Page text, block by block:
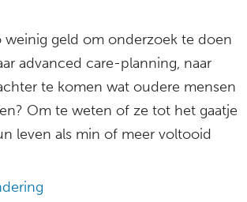
weinig geld om onderzoek te doen
advanced care-planning, naar
te komen wat oudere mensen
Om te weten of ze tot het gaatje
leven als min of meer voltooid